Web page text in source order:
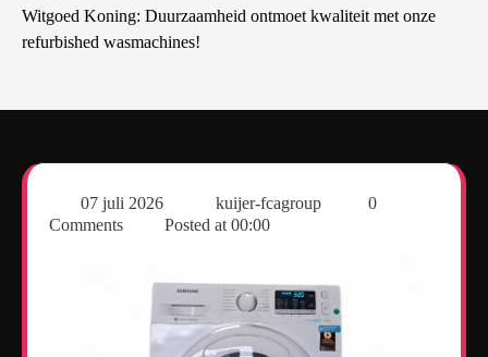
Witgoed Koning: Duurzaamheid ontmoet kwaliteit met onze
refurbished wasmachines!
07 juli 2026 kuijer-fcagroup
0
Comments
Posted at 00:00